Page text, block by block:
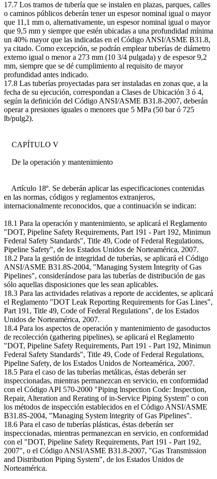
17.7 Los tramos de tubería que se instalen en plazas, parques, calles
o caminos públicos deberán tener un espesor nominal igual o mayor
que 11,1 mm o, alternativamente, un espesor nominal igual o mayor
que 9,5 mm y siempre que estén ubicadas a una profundidad mínima
un 40% mayor que las indicadas en el Código ANSI/ASME B31.8,
ya citado. Como excepción, se podrán emplear tuberías de diámetro
externo igual o menor a 273 mm (10 3/4 pulgada) y de espesor 9,2
mm, siempre que se dé cumplimiento al requisito de mayor
profundidad antes indicado.
17.8 Las tuberías proyectadas para ser instaladas en zonas que, a la
fecha de su ejecución, correspondan a Clases de Ubicación 3 ó 4,
según la definición del Código ANSI/ASME B31.8-2007, deberán
operar a presiones iguales o menores que 5 MPa (50 bar ó 725
lb/pulg2).
CAPÍTULO V
De la operación y mantenimiento
Artículo 18º. Se deberán aplicar las especificaciones contenidas
en las normas, códigos y reglamentos extranjeros,
internacionalmente reconocidos, que a continuación se indican:
18.1 Para la operación y mantenimiento, se aplicará el Reglamento
"DOT, Pipeline Safety Requirements, Part 191 - Part 192, Minimun
Federal Safety Standards", Title 49, Code of Federal Regulations,
Pipeline Safety", de los Estados Unidos de Norteamérica, 2007.
18.2 Para la gestión de integridad de tuberías, se aplicará el Código
ANSI/ASME B31.8S-2004, "Managing System Integrity of Gas
Pipelines", considerándose para las tuberías de distribución de gas
sólo aquellas disposiciones que les sean aplicables.
18.3 Para las actividades relativas a reporte de accidentes, se aplicará
el Reglamento "DOT Leak Reporting Requirements for Gas Lines",
Part 191, Title 49, Code of Federal Regulations", de los Estados
Unidos de Norteamérica, 2007.
18.4 Para los aspectos de operación y mantenimiento de gasoductos
de recolección (gathering pipelines), se aplicará el Reglamento
"DOT, Pipeline Safety Requirements, Part 191 - Part 192, Minimun
Federal Safety Standards", Title 49, Code of Federal Regulations,
Pipeline Safety, de los Estados Unidos de Norteamérica, 2007.
18.5 Para el caso de las tuberías metálicas, éstas deberán ser
inspeccionadas, mientras permanezcan en servicio, en conformidad
con el Código API 570-2000 "Piping lnspection Code: Inspection,
Repair, Alteration and Rerating of in-Service Piping System" o con
los métodos de inspección establecidos en el Código ANSI/ASME
B31.8S-2004, "Managing System lntegrity of Gas Pipelines".
18.6 Para el caso de tuberías plásticas, éstas deberán ser
inspeccionadas, mientras permanezcan en servicio, en conformidad
con el "DOT, Pipeline Safety Requirements, Part 191 - Part 192,
2007", o el Código ANSI/ASME B31.8-2007, "Gas Transmission
and Distribution Piping System", de los Estados Unidos de
Norteamérica.